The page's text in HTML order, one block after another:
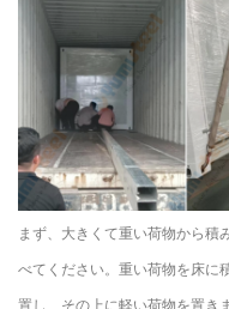
まず、大きくて重い荷物から積
べてください。重い荷物を床に